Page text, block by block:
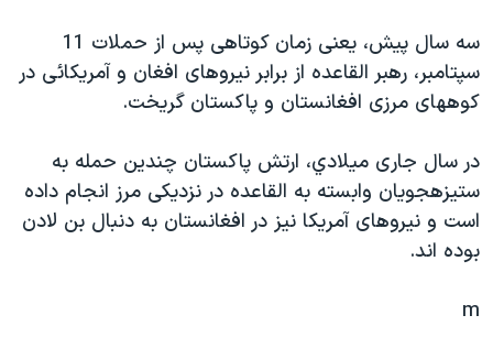
اسرائیل در جنگ
گالری عکس
ورزش زنان در ایران
اعتراضات زن، زندگی، آزادی
تریبونال مردمی آبان ۹۸
دادگاه حمید نوری
چهل سال گروگان‌گیری
زبانهای مختلف
سه سال پيش، يعنی زمان کوتاهی پس از حملات 11
سپتامبر، رهبر القاعده از برابر نيروهای افغان و آمريکائی در
کوههای مرزی افغانستان و پاکستان گريخت.
در سال جاری ميلادي، ارتش پاکستان چندين حمله به
ستيزهجويان وابسته به القاعده در نزديکی مرز انجام داده
است و نيروهای آمريکا نيز در افغانستان به دنبال بن لادن
بوده اند.
m